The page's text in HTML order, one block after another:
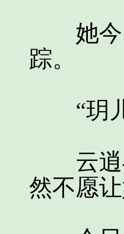
她今日
踪。
“玥儿
云逍与
然不愿